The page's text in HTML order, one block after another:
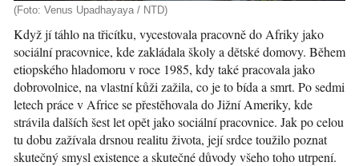
(Foto: Venus Upadhayaya / NTD)
Když jí táhlo na třicítku, vycestovala pracovně do Afriky jako
sociální pracovnice, kde zakládala školy a dětské domovy. Během
etiopského hladomoru v roce 1985, kdy také pracovala jako
dobrovolnice, na vlastní kůži zažila, co je to bída a smrt. Po sedmi
letech práce v Africe se přestěhovala do Jižní Ameriky, kde
strávila dalších šest let opět jako sociální pracovnice. Jak po celou
tu dobu zažívala drsnou realitu života, její srdce toužilo poznat
skutečný smysl existence a skutečné důvody všeho toho utrpení.